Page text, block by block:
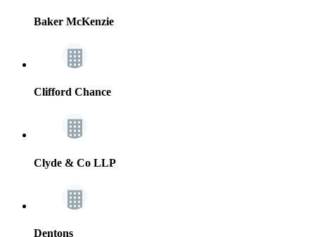
Baker McKenzie
Clifford Chance
Clyde & Co LLP
Dentons